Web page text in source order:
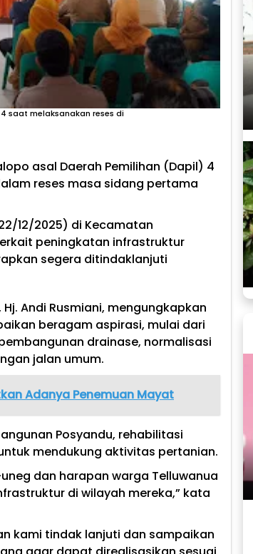
saat melaksanakan reses di
asal Daerah Pemilihan (Dapil) 4
reses masa sidang pertama
12/2025) di Kecamatan
peningkatan infrastruktur
segera ditindaklanjuti
Andi Rusmiani, mengungkapkan
beragam aspirasi, mulai dari
drainase, normalisasi
jalan umum.
Adanya Penemuan Mayat
Posyandu, rehabilitasi
mendukung aktivitas pertanian.
dan harapan warga Telluwanua
di wilayah mereka,” kata
kami tindak lanjuti dan sampaikan